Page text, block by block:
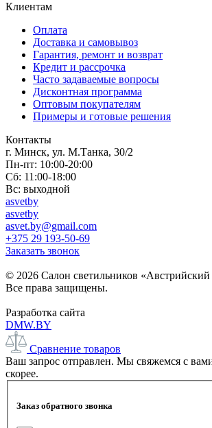
Клиентам
Оплата
Доставка и самовывоз
Гарантия, ремонт и возврат
Кредит и рассрочка
Часто задаваемые вопросы
Дисконтная программа
Оптовым покупателям
Примеры и готовые решения
Контакты
г. Минск, ул. М.Танка, 30/2
Пн-пт: 10:00-20:00
Сб: 11:00-18:00
Вс: выходной
asvetby
asvetby
asvet.by@gmail.com
+375 29 193-50-69
Заказать звонок
© 2026 Салон светильников «Австрийский
Все права защищены.
Разработка сайта
DMW.BY
Сравнение товаров
Ваш запрос отправлен. Мы свяжемся с
скорее.
Заказ обратного звонка